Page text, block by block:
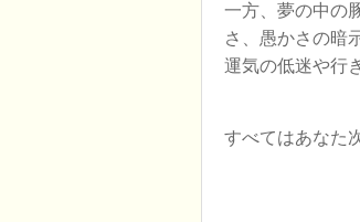
一方、夢の中の
さ、愚かさの暗
運気の低迷や行
すべてはあなた